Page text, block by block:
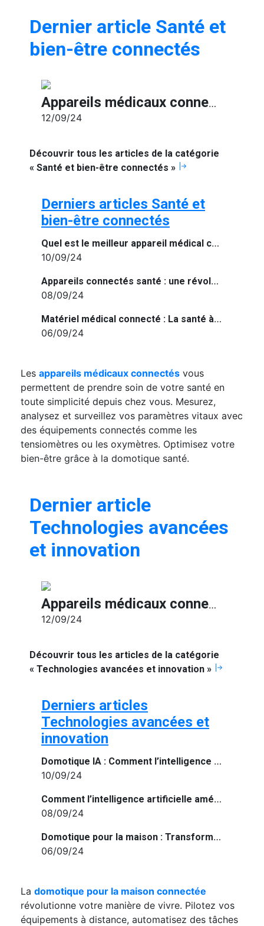
Dernier article Santé et
bien-être connectés
Appareils médicaux connectés : la santé à portée de main grâce à la technologie
12/09/24
Découvrir tous les articles de la catégorie
« Santé et bien-être connectés »
Derniers articles Santé et
bien-être connectés
Quel est le meilleur appareil médical connecté de 2024 ?
10/09/24
Appareils connectés santé : une révolution pour votre bien-être à domicile
08/09/24
Matériel médical connecté : La santé à portée de main grâce à la technologie
06/09/24
Les appareils médicaux connectés vous
permettent de prendre soin de votre santé en
toute simplicité depuis chez vous. Mesurez,
analysez et surveillez vos paramètres vitaux avec
des équipements connectés comme les
tensiomètres ou les oxymètres. Optimisez votre
bien-être grâce à la domotique santé.
Dernier article
Technologies avancées
et innovation
Appareils médicaux connectés : la santé à portée de main grâce à la technologie
12/09/24
Découvrir tous les articles de la catégorie
« Technologies avancées et innovation »
Derniers articles
Technologies avancées et
innovation
Domotique IA : Comment l’intelligence artificielle transforme la maison connectée
10/09/24
Comment l’intelligence artificielle améliore-t-elle la domotique ?
08/09/24
Domotique pour la maison : Transformez votre quotidien avec des appareils intelligents
06/09/24
La domotique pour la maison connectée
révolutionne votre manière de vivre. Pilotez vos
équipements à distance, automatisez des tâches